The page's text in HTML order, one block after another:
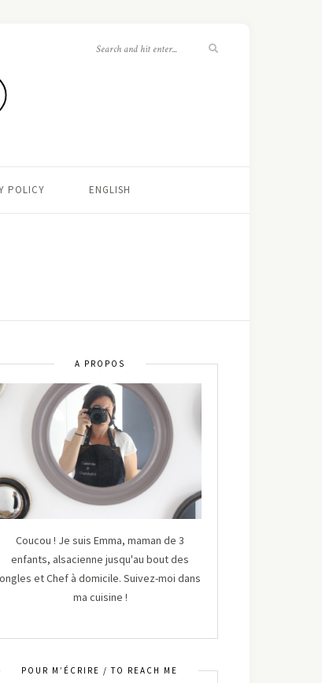
POLICY ENGLISH
A PROPOS
Coucou ! Je suis Emma, maman de 3
enfants, alsacienne jusqu'au bout des
ongles et Chef à domicile. Suivez-moi dans
ma cuisine !
POUR M’ÉCRIRE / TO REACH ME